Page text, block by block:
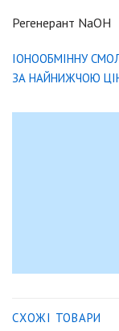
Регенерант NaОН
ІОНООБМІННУ
ЗА НАЙНИЖЧОЮ
СХОЖІ ТОВАРИ